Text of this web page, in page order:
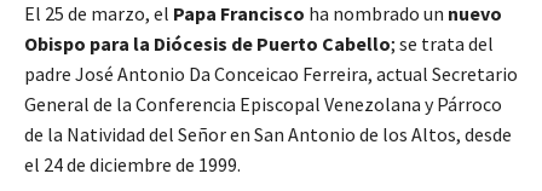
El 25 de marzo, el Papa Francisco ha nombrado un nuevo
Obispo para la Diócesis de Puerto Cabello; se trata del
padre José Antonio Da Conceicao Ferreira, actual Secretario
General de la Conferencia Episcopal Venezolana y Párroco
de la Natividad del Señor en San Antonio de los Altos, desde
el 24 de diciembre de 1999.